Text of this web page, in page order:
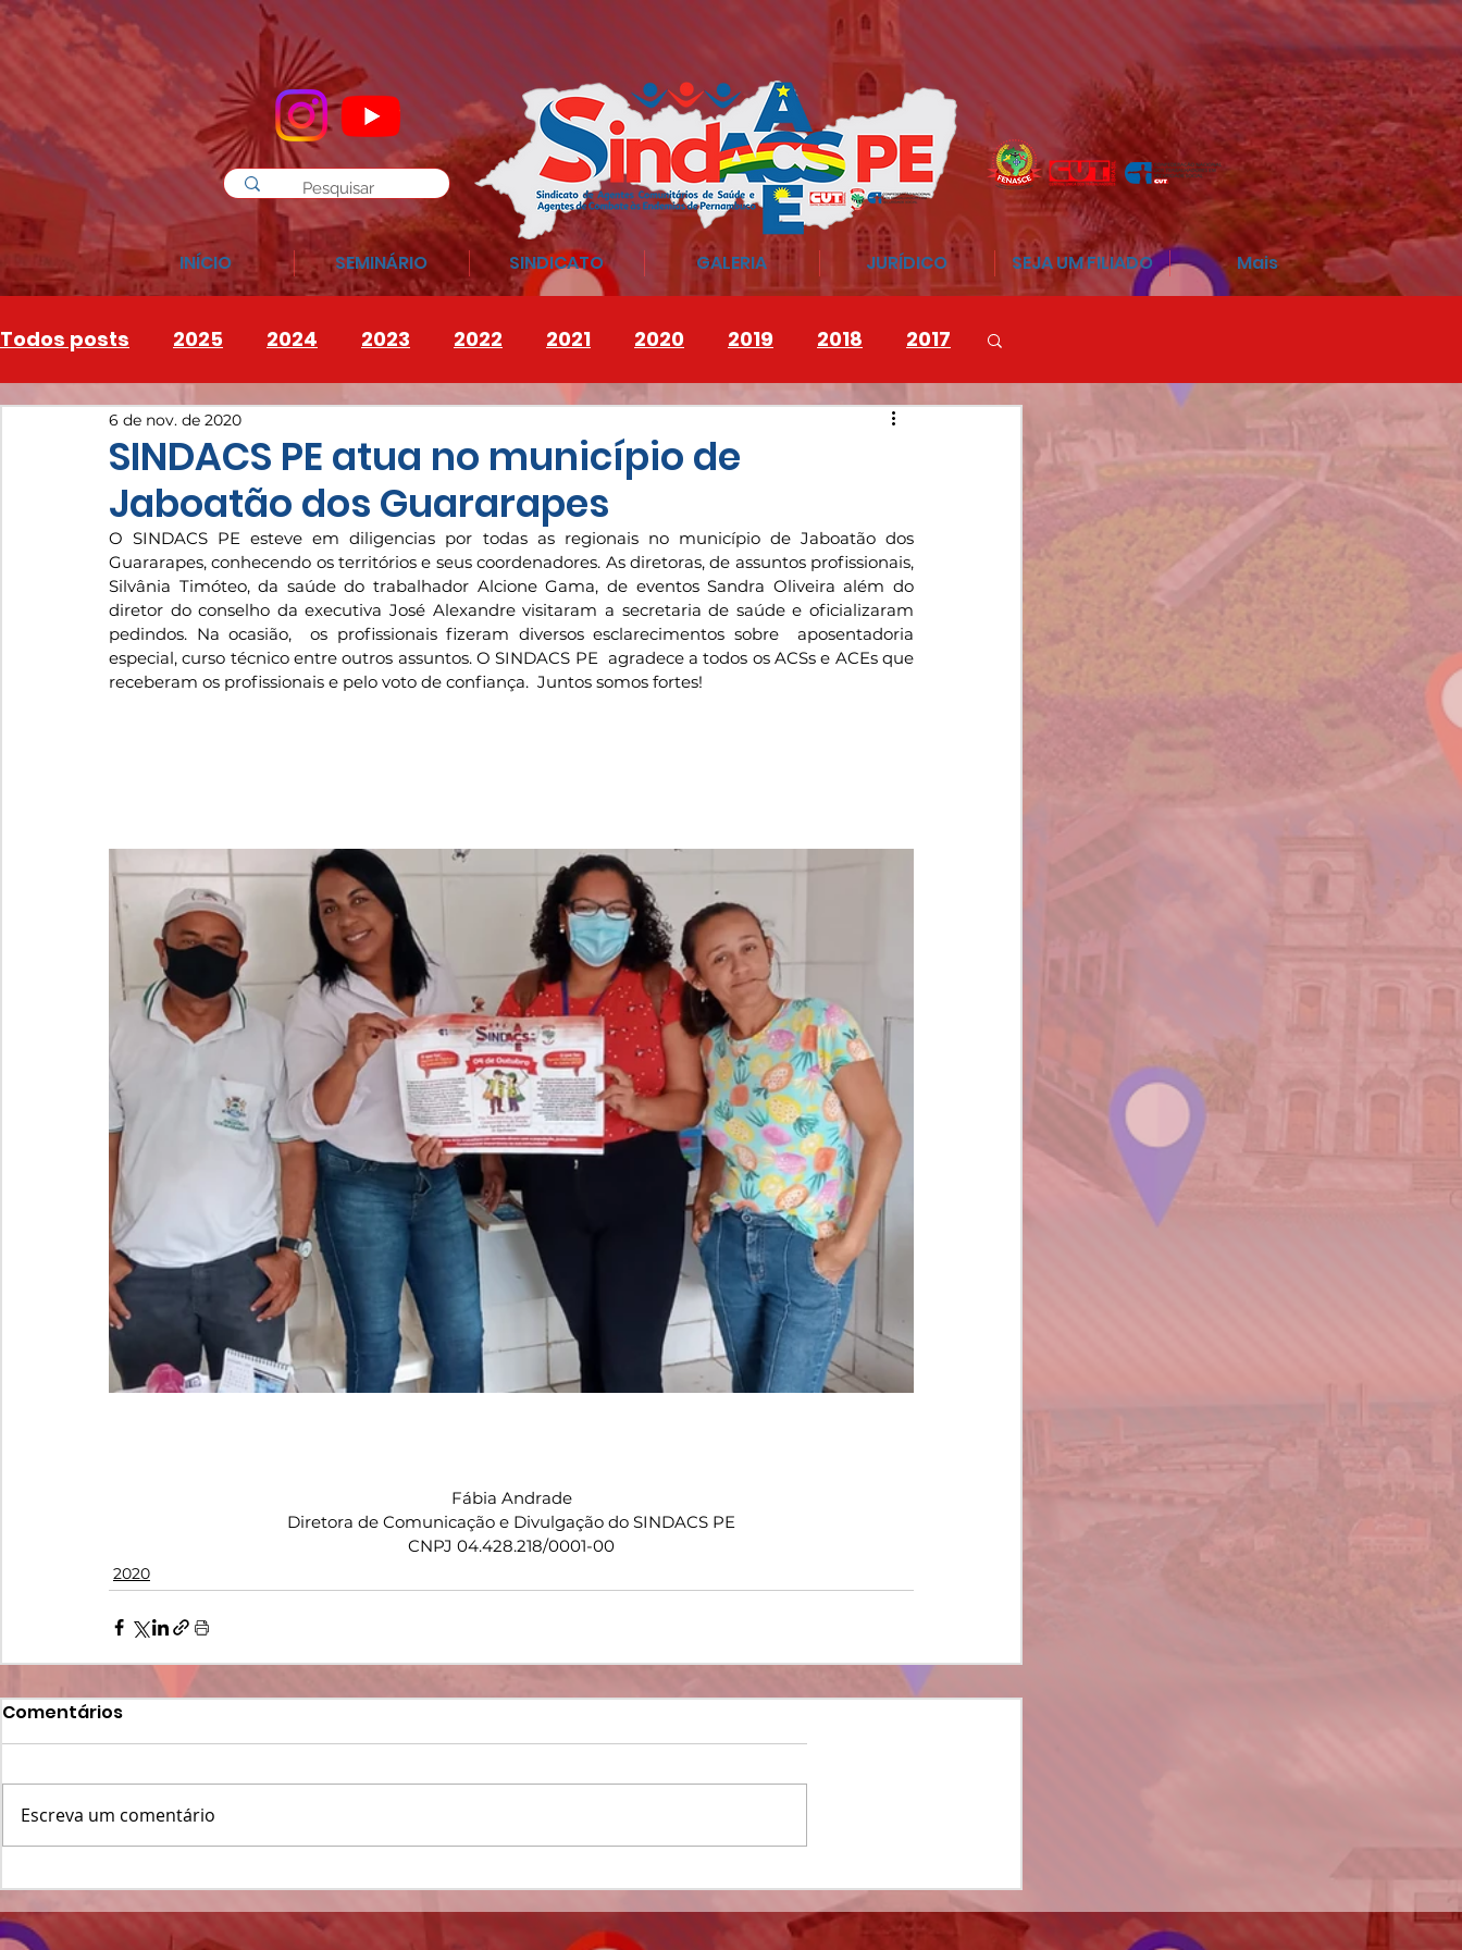
INÍCIO SEMINÁRIO SINDICATO GALERIA JURÍDICO SEJA UM FILIADO Mais
Todos posts 2025 2024 2023 2022 2021 2020 2019 2018 2017
INSTAGRAM 2026
SINDACS PE atua no município de
Jaboatão dos Guararapes
6 de nov. de 2020
O SINDACS PE esteve em diligencias por todas as regionais no município de Jaboatão dos
Guararapes, conhecendo os territórios e seus coordenadores. As diretoras, de assuntos profissionais,
Silvânia Timóteo, da saúde do trabalhador Alcione Gama, de eventos Sandra Oliveira além do
diretor do conselho da executiva José Alexandre visitaram a secretaria de saúde e oficializaram
pedindos. Na ocasião,  os profissionais fizeram diversos esclarecimentos sobre  aposentadoria
especial, curso técnico entre outros assuntos. O SINDACS PE  agradece a todos os ACSs e ACEs que
receberam os profissionais e pelo voto de confiança.  Juntos somos fortes!
Fábia Andrade
Diretora de Comunicação e Divulgação do SINDACS PE
CNPJ 04.428.218/0001-00
2020
Comentários
Escreva um comentário